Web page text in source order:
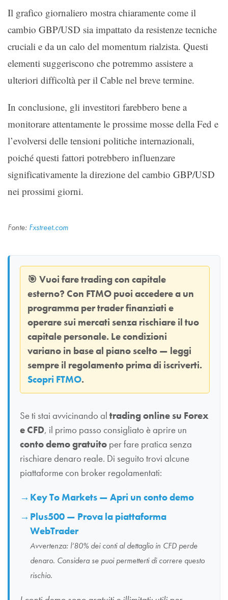
Il grafico giornaliero mostra chiaramente come il
cambio GBP/USD sia impattato da resistenze tecniche
cruciali e da un calo del momentum rialzista. Questi
elementi suggeriscono che potremmo assistere a
ulteriori difficoltà per il Cable nel breve termine.
In conclusione, gli investitori farebbero bene a
monitorare attentamente le prossime mosse della Fed e
l’evolversi delle tensioni politiche internazionali,
poiché questi fattori potrebbero influenzare
significativamente la direzione del cambio GBP/USD
nei prossimi giorni.
Fonte: Fxstreet.com
🎯 Vuoi fare trading con capitale
esterno? Con FTMO puoi accedere a un
programma per trader finanziati e
operare sui mercati senza rischiare il tuo
capitale personale. Le condizioni
variano in base al piano scelto — leggi
sempre il regolamento prima di iscriverti.
Scopri FTMO.
Se ti stai avvicinando al trading online su Forex
e CFD, il primo passo consigliato è aprire un
conto demo gratuito per fare pratica senza
rischiare denaro reale. Di seguito trovi alcune
piattaforme con broker regolamentati:
Key To Markets — Apri un conto demo
Plus500 — Prova la piattaforma
WebTrader
Avvertenza: l’80% dei conti al dettaglio in CFD perde
denaro. Considera se puoi permetterti di correre questo
rischio.